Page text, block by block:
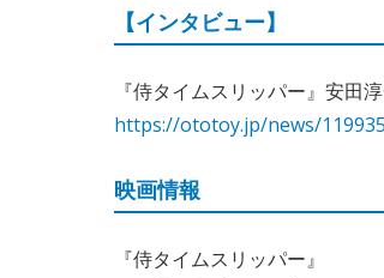
【インタビュー】
『侍タイムスリッパー』安田
https://ototoy.jp/news/119935
映画情報
『侍タイムスリッパー』